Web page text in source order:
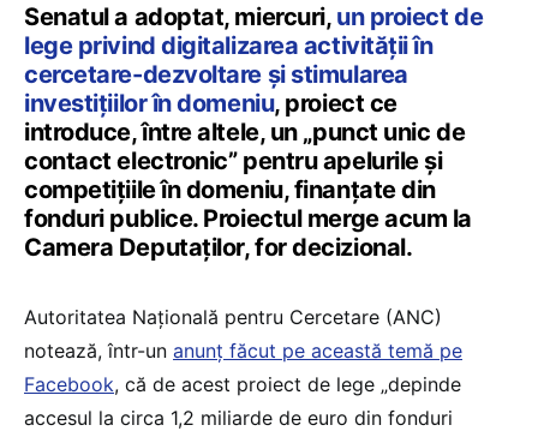
Senatul a adoptat, miercuri, un proiect de
lege privind digitalizarea activității în
cercetare-dezvoltare și stimularea
investițiilor în domeniu, proiect ce
introduce, între altele, un „punct unic de
contact electronic” pentru apelurile și
competițiile în domeniu, finanțate din
fonduri publice. Proiectul merge acum la
Camera Deputaților, for decizional.
Autoritatea Națională pentru Cercetare (ANC)
notează, într-un anunț făcut pe această temă pe
Facebook, că de acest proiect de lege „depinde
accesul la circa 1,2 miliarde de euro din fonduri